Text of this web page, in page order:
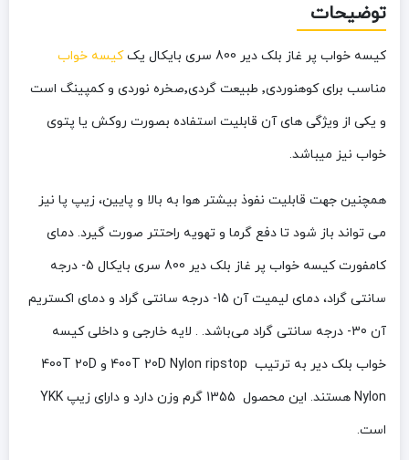
توضیحات
کیسه خواب پر غاز بلک دیر 800 سری بایکال یککیسه‌ خواب
مناسب برای کوهنوردی٬ طبیعت گردی٬صخره نوردی و کمپینگ است
و یکی از ویژگی های آن قابلیت استفاده بصورت روکش یا پتوی
خواب نیز میباشد.
همچنین جهت قابلیت نفوذ بیشتر هوا به بالا و پایین، زیپ پا نیز
می تواند باز شود تا دفع گرما و تهویه راحتتر صورت گیرد. دمای
کامفورت کیسه خواب پر غاز بلک دیر 800 سری بایکال 5- درجه
سانتی گراد، دمای لیمیت آن 15- درجه سانتی گراد و دمای اکستریم
آن 30- درجه سانتی گراد می‌باشد. . لایه
خارجی و داخلی کیسه
خواب بلک دیر به ترتیب 400T 20D Nylon ripstop و 400T 20D
Nylon هستند. این محصول 1355 گرم وزن دارد و دارای زیپ YKK
است.